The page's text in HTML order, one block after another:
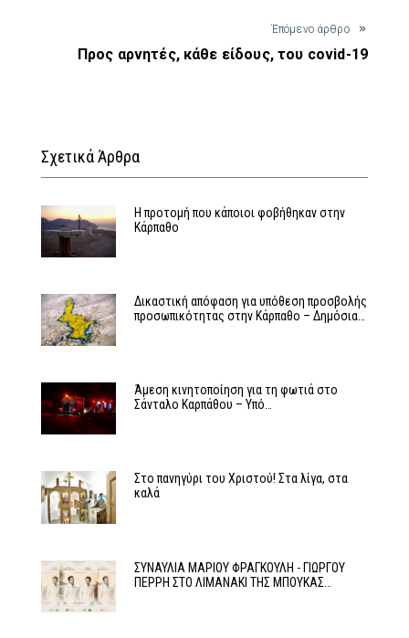
Έπόμενο άρθρο
Προς αρνητές, κάθε είδους, του covid-19
Σχετικά Άρθρα
Η προτομή που κάποιοι φοβήθηκαν στην
Κάρπαθο
Δικαστική απόφαση για υπόθεση προσβολής
προσωπικότητας στην Κάρπαθο – Δημόσια…
Άμεση κινητοποίηση για τη φωτιά στο
Σάνταλο Καρπάθου – Υπό…
Στο πανηγύρι του Χριστού! Στα λίγα, στα
καλά
ΣΥΝΑΥΛΙΑ ΜΑΡΙΟΥ ΦΡΑΓΚΟΥΛΗ - ΓΙΩΡΓΟΥ
ΠΕΡΡΗ ΣΤΟ ΛΙΜΑΝΑΚΙ ΤΗΣ ΜΠΟΥΚΑΣ…